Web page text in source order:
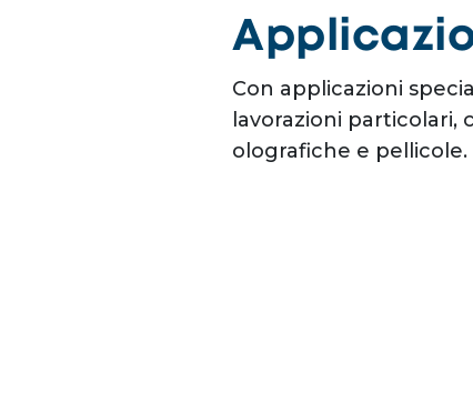
Con applicazioni
lavorazioni
olografiche e pellicole.